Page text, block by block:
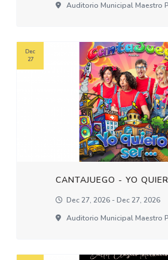
Auditorio Municipal Maestro
CANTAJUEGO - YO
Dec 27, 2026 - Dec 27, 2026
Auditorio Municipal Maestro
Dec
27